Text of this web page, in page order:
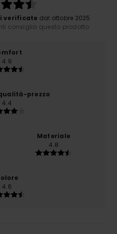
verificate dal ottobre 2025
consiglia questo prodotto
4.9
prezzo
4.4
Materiale
4.8
4.6